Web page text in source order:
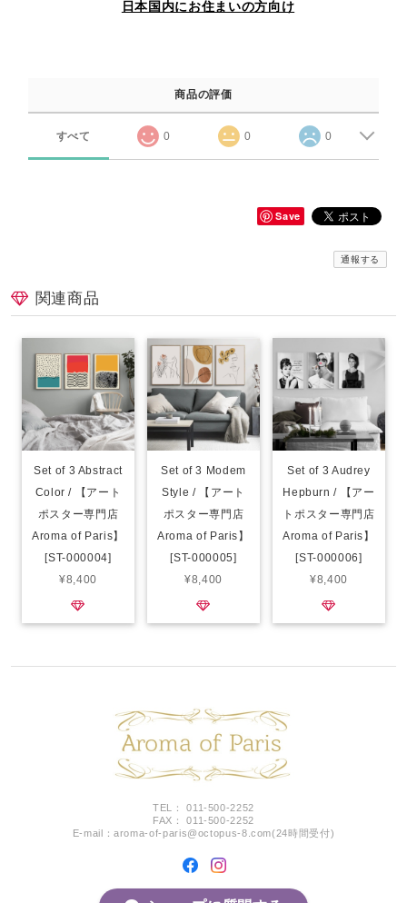
日本国内にお住まいの方向け
商品の評価
すべて 0 0 0
Save
通報する
関連商品
Set of 3 Abstract
Color / 【アート
ポスター専門店
Aroma of Paris】
[ST-000004]
¥8,400
Set of 3 Modem
Style / 【アート
ポスター専門店
Aroma of Paris】
[ST-000005]
¥8,400
Set of 3 Audrey
Hepburn / 【アー
トポスター専門店
Aroma of Paris】
[ST-000006]
¥8,400
TEL： 011-500-2252
FAX： 011-500-2252
E-mail：aroma-of-paris@octopus-8.com(24時間受付)